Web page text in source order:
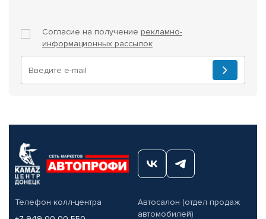
Согласие на получение рекламно-
информационных рассылок
Телефон колл-центра
Автосалон (отдел продаж
автомобилей)